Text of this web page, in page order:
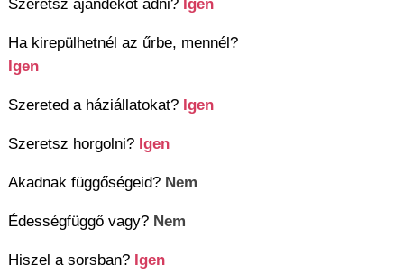
Ha kirepülhetnél az űrbe, mennél?
Igen
Szereted a háziállatokat? Igen
Szeretsz horgolni? Igen
Akadnak függőségeid? Nem
Édességfüggő vagy? Nem
Hiszel a sorsban? Igen